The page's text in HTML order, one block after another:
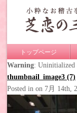
トップページ
Warning: Uninitialized
thumbnail_image3 (7)
Posted in on 7月 14th,